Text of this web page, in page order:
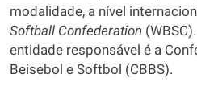
modalidade, a nível
Softball Confederation
entidade responsável é a
Beisebol e Softbol (CBBS).